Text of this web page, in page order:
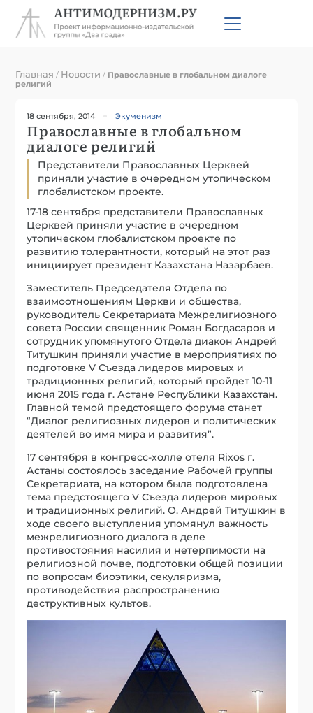
Главная / Новости / Православные в глобальном диалоге
религий
18 сентября, 2014 Экуменизм
Православные в глобальном
диалоге религий
Представители Православных Церквей
приняли участие в очередном утопическом
глобалистском проекте.
17-18 сентября представители Православных
Церквей приняли участие в очередном
утопическом глобалистском проекте по
развитию толерантности, который на этот раз
инициирует президент Казахстана Назарбаев.
Заместитель Председателя Отдела по
взаимоотношениям Церкви и общества,
руководитель Секретариата Межрелигиозного
совета России священник Роман Богдасаров и
сотрудник упомянутого Отдела диакон Андрей
Титушкин приняли участие в мероприятиях по
подготовке V Съезда лидеров мировых и
традиционных религий, который пройдет 10-11
июня 2015 года г. Астане Республики Казахстан.
Главной темой предстоящего форума станет
“Диалог религиозных лидеров и политических
деятелей во имя мира и развития”.
17 сентября в конгресс-холле отеля Rixos г.
Астаны состоялось заседание Рабочей группы
Секретариата, на котором была подготовлена
тема предстоящего V Съезда лидеров мировых
и традиционных религий. О. Андрей Титушкин в
ходе своего выступления упомянул важность
межрелигиозного диалога в деле
противостояния насилия и нетерпимости на
религиозной почве, подготовки общей позиции
по вопросам биоэтики, секуляризма,
противодействия распространению
деструктивных культов.